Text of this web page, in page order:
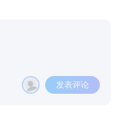
发表评论